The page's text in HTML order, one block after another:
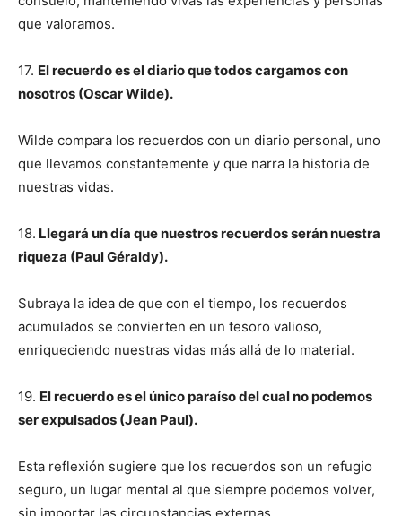
que valoramos.
17. El recuerdo es el diario que todos cargamos con
nosotros (Oscar Wilde).
Wilde compara los recuerdos con un diario personal, uno
que llevamos constantemente y que narra la historia de
nuestras vidas.
18. Llegará un día que nuestros recuerdos serán nuestra
riqueza (Paul Géraldy).
Subraya la idea de que con el tiempo, los recuerdos
acumulados se convierten en un tesoro valioso,
enriqueciendo nuestras vidas más allá de lo material.
19. El recuerdo es el único paraíso del cual no podemos
ser expulsados (Jean Paul).
Esta reflexión sugiere que los recuerdos son un refugio
seguro, un lugar mental al que siempre podemos volver,